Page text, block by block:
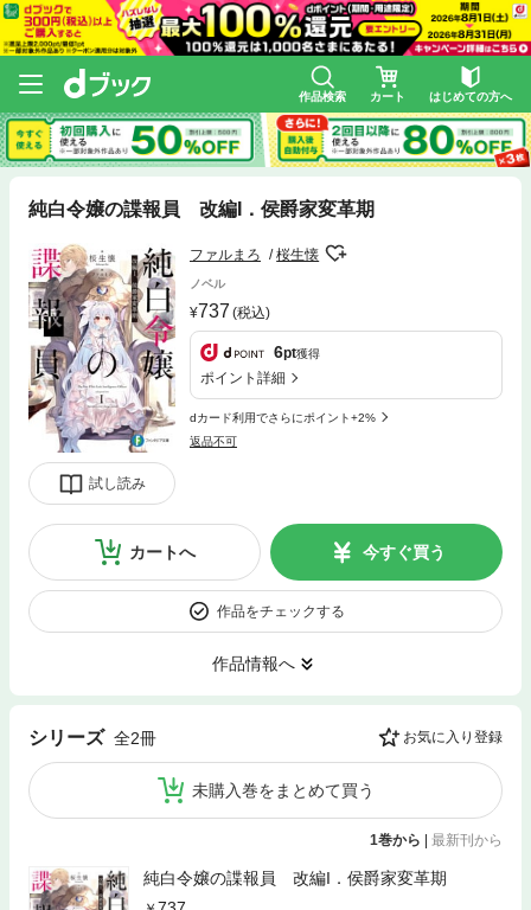
作品検索 カート はじめての方へ
純白令嬢の諜報員 改編I．侯爵家変革期
試し読み
ファルまろ 桜生懐
ノベル
737 (税込)
6pt獲得
ポイント詳細
dカード利用でさらにポイント+2%
返品不可
カートへ 今すぐ買う
作品をチェックする
作品情報へ
シリーズ 全2冊 お気に入り登録
未購入巻をまとめて買う
1巻から | 最新刊から
純白令嬢の諜報員 改編I．侯爵家変革期